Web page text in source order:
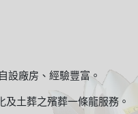
設廠房、經驗豐富。
土葬之殯葬一條龍服務。